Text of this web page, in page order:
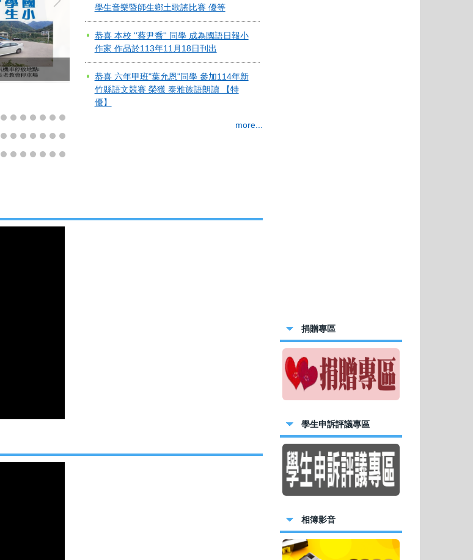
114-2預防犯罪宣導
恭喜 本校 ''蔡尹喬'' 同學 成為國語日報小
作家 作品於113年11月18日刊出
恭喜 六年甲班"葉允恩"同學 參加114年新
竹縣語文競賽 榮獲 泰雅族語朗讀 【特
優】
竹縣語文競賽 榮獲 泰雅族語朗讀 【優
more...
捐贈專區
學生申訴評議專區
相簿影音